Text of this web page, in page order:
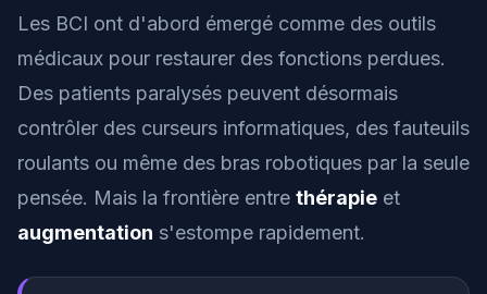
Les BCI ont d'abord émergé comme des outils
médicaux pour restaurer des fonctions perdues.
Des patients paralysés peuvent désormais
contrôler des curseurs informatiques, des fauteuils
roulants ou même des bras robotiques par la seule
pensée. Mais la frontière entre thérapie et
augmentation s'estompe rapidement.